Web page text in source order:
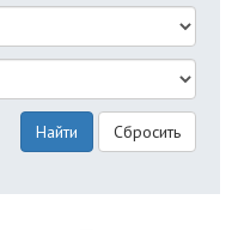
Найти Сбросить